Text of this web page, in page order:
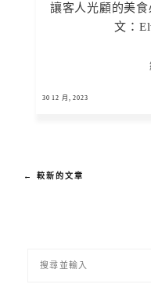
讓客人光顧的美
文：
30 12 月, 2023
← 較新的文章